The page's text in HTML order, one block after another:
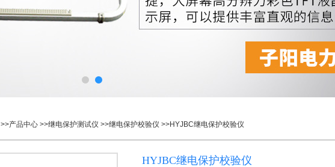
>>产品中心 >>继电保护测试仪 >>继电保护校验仪 >>HYJBC继电保护校验仪
HYJBC继电保护校验仪